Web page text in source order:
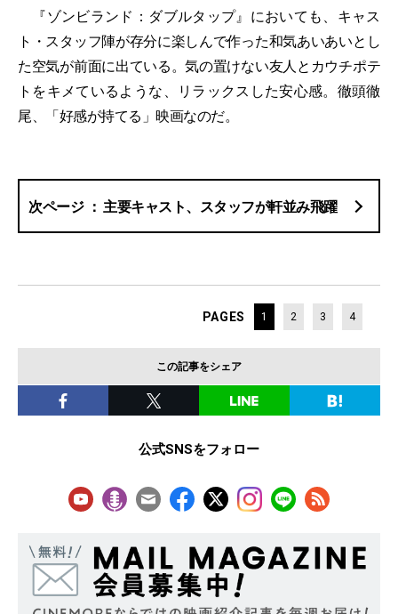
『ゾンビランド：ダブルタップ』においても、キャス
ト・スタッフ陣が存分に楽しんで作った和気あいあいとし
た空気が前面に出ている。気の置けない友人とカウチポテ
トをキメているような、リラックスした安心感。徹頭徹
尾、「好感が持てる」映画なのだ。
主要キャスト、スタッフが軒並み飛躍
PAGES 1 2 3 4
この記事をシェア
公式SNSをフォロー